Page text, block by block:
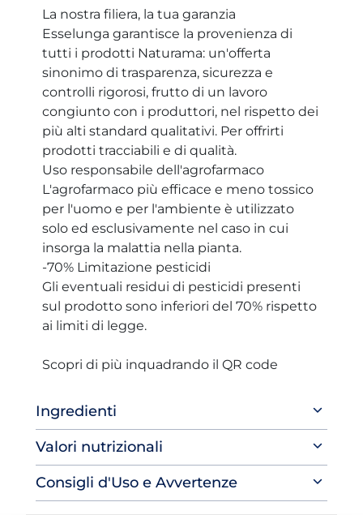
La nostra filiera, la tua garanzia
Esselunga garantisce la provenienza di
tutti i prodotti Naturama: un'offerta
sinonimo di trasparenza, sicurezza e
controlli rigorosi, frutto di un lavoro
congiunto con i produttori, nel rispetto dei
più alti standard qualitativi. Per offrirti
prodotti tracciabili e di qualità.
Uso responsabile dell'agrofarmaco
L'agrofarmaco più efficace e meno tossico
per l'uomo e per l'ambiente è utilizzato
solo ed esclusivamente nel caso in cui
insorga la malattia nella pianta.
-70% Limitazione pesticidi
Gli eventuali residui di pesticidi presenti
sul prodotto sono inferiori del 70% rispetto
ai limiti di legge.
Scopri di più inquadrando il QR code
Ingredienti
Valori nutrizionali
Consigli d'Uso e Avvertenze